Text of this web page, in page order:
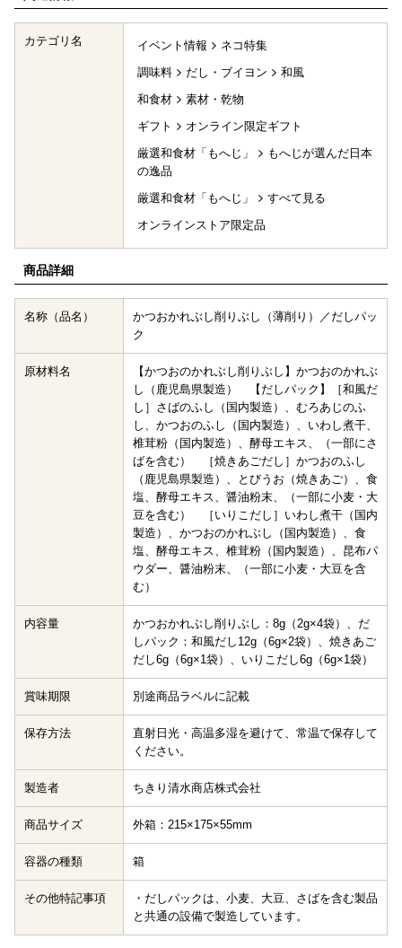
カテゴリ名 イベント情報
ネコ特集
調味料
だし・ブイヨン
和風
和食材
素材・乾物
ギフト
オンライン限定ギフト
厳選和食材「もへじ」
もへじが選んだ日本
の逸品
厳選和食材「もへじ」
すべて見る
オンラインストア限定品
商品詳細
名称（品名）
かつおかれぶし削りぶし（薄削り）／だしパッ
ク
原材料名
【かつおのかれぶし削りぶし】かつおのかれぶ
し（鹿児島県製造） 【だしパック】［和風だ
し］さばのふし（国内製造）、むろあじのふ
し、かつおのふし（国内製造）、いわし煮干、
椎茸粉（国内製造）、酵母エキス、（一部にさ
ばを含む） ［焼きあごだし］かつおのふし
（鹿児島県製造）、とびうお（焼きあご）、食
塩、酵母エキス、醤油粉末、（一部に小麦・大
豆を含む） ［いりこだし］いわし煮干（国内
製造）、かつおのかれぶし（国内製造）、食
塩、酵母エキス、椎茸粉（国内製造）、昆布パ
ウダー、醤油粉末、（一部に小麦・大豆を含
む）
内容量
かつおかれぶし削りぶし：8g（2g×4袋）、だ
しパック：和風だし12g（6g×2袋）、焼きあご
だし6g（6g×1袋）、いりこだし6g（6g×1袋）
賞味期限 別途商品ラベルに記載
保存方法
直射日光・高温多湿を避けて、常温で保存して
ください。
製造者 ちきり清水商店株式会社
商品サイズ 外箱：215×175×55mm
容器の種類 箱
その他特記事項
・だしパックは、小麦、大豆、さばを含む製品
と共通の設備で製造しています。